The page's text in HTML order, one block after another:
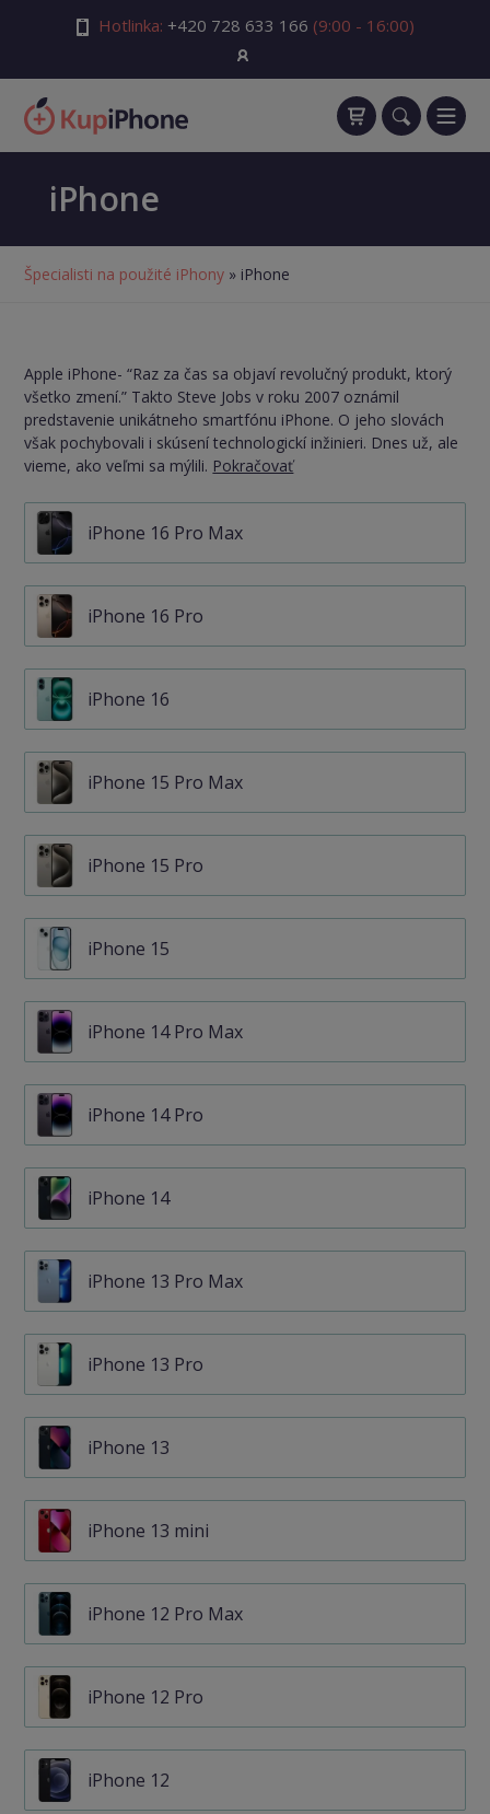
Hotlinka: +420 728 633 166 (9:00 - 16:00)
iPhone
Špecialisti na použité iPhony » iPhone
Apple iPhone- “Raz za čas sa objaví revolučný produkt, ktorý
všetko zmení.” Takto Steve Jobs v roku 2007 oznámil
predstavenie unikátneho smartfónu iPhone. O jeho slovách
však pochybovali i skúsení technologickí inžinieri. Dnes už, ale
vieme, ako veľmi sa mýlili. Pokračovať
iPhone 16 Pro Max
iPhone 16 Pro
iPhone 16
iPhone 15 Pro Max
iPhone 15 Pro
iPhone 15
iPhone 14 Pro Max
iPhone 14 Pro
iPhone 14
iPhone 13 Pro Max
iPhone 13 Pro
iPhone 13
iPhone 13 mini
iPhone 12 Pro Max
iPhone 12 Pro
iPhone 12